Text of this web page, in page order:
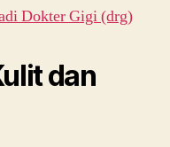
Dokter Gigi (drg)
dan